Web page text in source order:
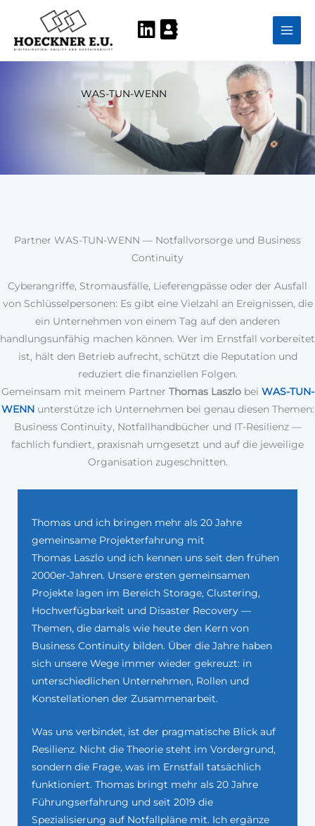
springen
WAS-TUN-WENN
Partner WAS-TUN-WENN — Notfallvorsorge und Business
Continuity
Cyberangriffe, Stromausfälle, Lieferengpässe oder der Ausfall
von Schlüsselpersonen: Es gibt eine Vielzahl an Ereignissen, die
ein Unternehmen von einem Tag auf den anderen
handlungsunfähig machen können. Wer im Ernstfall vorbereitet
ist, hält den Betrieb aufrecht, schützt die Reputation und
reduziert die finanziellen Folgen.
Gemeinsam mit meinem Partner Thomas Laszlobei WAS-TUN-
WENNunterstütze ich Unternehmen bei genau diesen Themen:
Business Continuity, Notfallhandbücher und IT-Resilienz —
fachlich fundiert, praxisnah umgesetzt und auf die jeweilige
Organisation zugeschnitten.
Thomas und ich bringen mehr als 20 Jahre
gemeinsame Projekterfahrung mit
Thomas Laszlo und ich kennen uns seit den frühen
2000er-Jahren. Unsere ersten gemeinsamen
Projekte lagen im Bereich Storage, Clustering,
Hochverfügbarkeit und Disaster Recovery —
Themen, die damals wie heute den Kern von
Business Continuity bilden. Über die Jahre haben
sich unsere Wege immer wieder gekreuzt: in
unterschiedlichen Unternehmen, Rollen und
Konstellationen der Zusammenarbeit.
Was uns verbindet, ist der pragmatische Blick auf
Resilienz. Nicht die Theorie steht im Vordergrund,
sondern die Frage, was im Ernstfall tatsächlich
funktioniert. Thomas bringt mehr als 20 Jahre
Führungserfahrung und seit 2019 die
Spezialisierung auf Notfallpläne mit. Ich ergänze